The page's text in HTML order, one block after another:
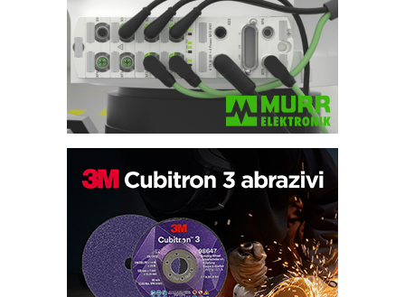
Trajna oznaka kao dugoročna korist
Bezbednost na prvom mestu!
IB BLUMENAUER - više od 40 godina
poverenja u industriji